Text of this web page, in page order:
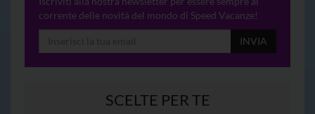
corrente delle novità del mondo di Speed Vacanze!
INVIA
SCELTE PER TE